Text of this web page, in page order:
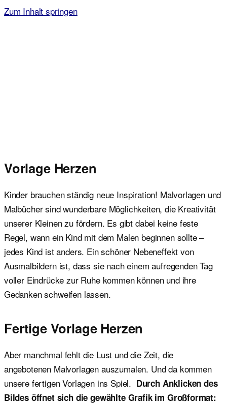
Zum Inhalt springen
Vorlage Herzen
Kinder brauchen ständig neue Inspiration! Malvorlagen und
Malbücher sind wunderbare Möglichkeiten, die Kreativität
unserer Kleinen zu fördern. Es gibt dabei keine feste
Regel, wann ein Kind mit dem Malen beginnen sollte –
jedes Kind ist anders. Ein schöner Nebeneffekt von
Ausmalbildern ist, dass sie nach einem aufregenden Tag
voller Eindrücke zur Ruhe kommen können und ihre
Gedanken schweifen lassen.
Fertige Vorlage Herzen
Aber manchmal fehlt die Lust und die Zeit, die
angebotenen Malvorlagen auszumalen. Und da kommen
unsere fertigen Vorlagen ins Spiel. Durch Anklicken des
Bildes öffnet sich die gewählte Grafik im Großformat: